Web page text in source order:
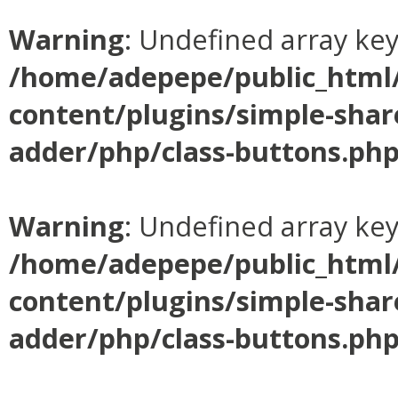
Warning: Undefined array
/home/adepepe/
content/plugins/simple-
adder/php/class-
Warning: Undefined array
/home/adepepe/
content/plugins/simple-
adder/php/class-